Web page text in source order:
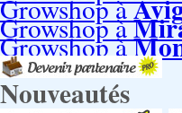
Growshop à
Growshop à
Growshop à
Nouveautés